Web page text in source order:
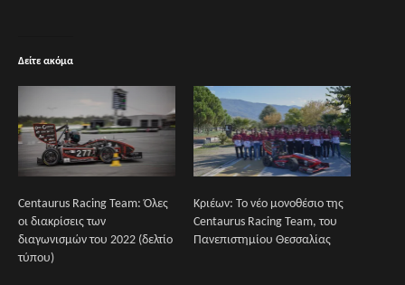
Δείτε ακόμα
Centaurus Racing Team: Όλες
οι διακρίσεις των
διαγωνισμών του 2022 (δελτίο
τύπου)
Κριέων: Το νέο μονοθέσιο της
Centaurus Racing Team, του
Πανεπιστημίου Θεσσαλίας